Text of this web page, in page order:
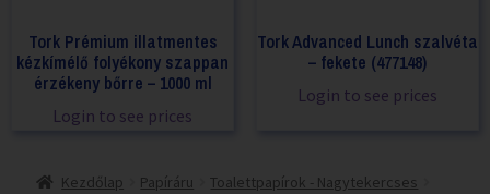
Tork Prémium illatmentes
kézkímélő folyékony szappan
érzékeny bőrre – 1000 ml
Login to see prices
Tork Advanced Lunch szalvéta
– fekete (477148)
Login to see prices
Kezdőlap Papíráru
Toalettpapírok - Nagytekercses